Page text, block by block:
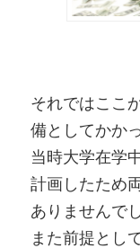
それではここ
備としてかか
当時大学在学
計画したため
ありませんでし
また前提とし